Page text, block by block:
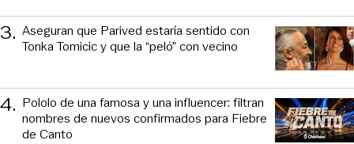
3. Aseguran que Parived estaría sentido con
Tonka Tomicic y que la “peló” con vecino
4. Pololo de una famosa y una influencer: filtran
nombres de nuevos confirmados para Fiebre
de Canto